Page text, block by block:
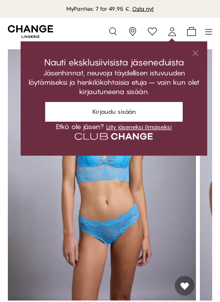
MyPanties: 7 for 49,95 €. Osta nyt
Storefinder
Nauti eksklusiivisista jäseneduista
Jäsenhinnat, neuvoja täydellisen istuvuuden
löytämiseksi ja henkilökohtaisia etuja – vain kun olet
kirjautuneena sisään.
Kirjaudu sisään
Etkö ole jäsen? Liity jäseneksi ilmaiseksi